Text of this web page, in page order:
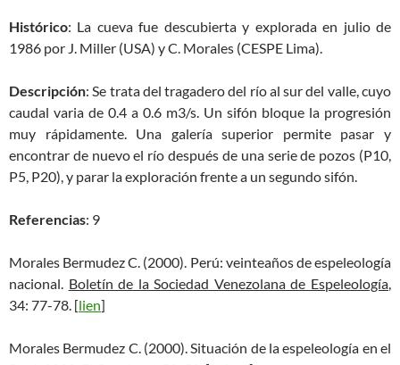
Histórico: La cueva fue descubierta y explorada en julio de
1986 por J. Miller (USA) y C. Morales (CESPE Lima).
Descripción: Se trata del tragadero del río al sur del valle, cuyo
caudal varia de 0.4 a 0.6 m3/s. Un sifón bloque la progresión
muy rápidamente. Una galería superior permite pasar y
encontrar de nuevo el río después de una serie de pozos (P10,
P5, P20), y parar la exploración frente a un segundo sifón.
Referencias: 9
Morales Bermudez C. (2000). Perú: veinteaños de espeleología
nacional. Boletín de la Sociedad Venezolana de Espeleología,
34: 77-78. [lien]
Morales Bermudez C. (2000). Situación de la espeleología en el